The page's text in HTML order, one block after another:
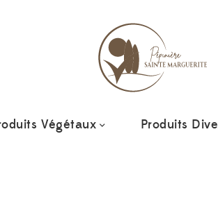
Végétaux Produits